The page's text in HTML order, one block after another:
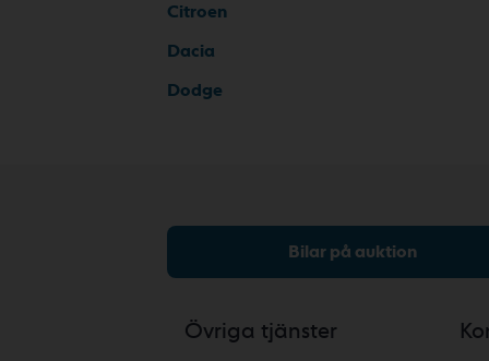
Citroen
Dacia
Dodge
Bilar på auktion
Övriga tjänster